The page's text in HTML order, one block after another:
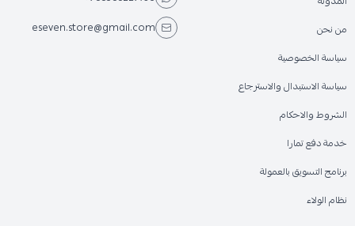
من نحن
سياسة الخصوصية
سياسة الاستبدال والاسترجاع
الشروط والاحكام
خدمة دفع تمارا
برنامج التسويق بالعمولة
نظام الولاء
eseven.store@gmail.com